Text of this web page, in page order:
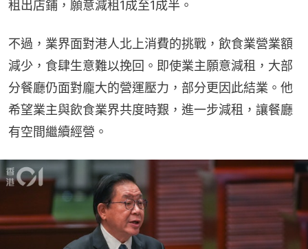
租出店鋪，願意減租1成至1成半。
不過，業界面對港人北上消費的挑戰，飲食業營業額
減少，食肆生意難以挽回。即使業主願意減租，大部
分餐廳仍面對龐大的營運壓力，部分更因此結業。他
希望業主與飲食業界共度時艱，進一步減租，讓餐廳
有空間繼續經營。